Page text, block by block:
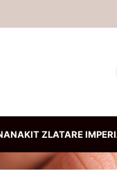
NAKIT ZLATARE
ZLATA